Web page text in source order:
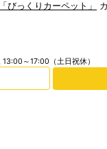
～17:00（土日祝休）